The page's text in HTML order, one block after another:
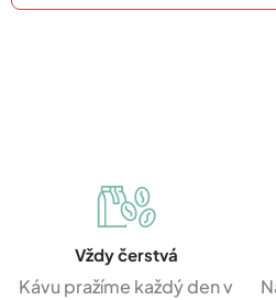
Vždy čerstvá
Kávu pražíme každý den v